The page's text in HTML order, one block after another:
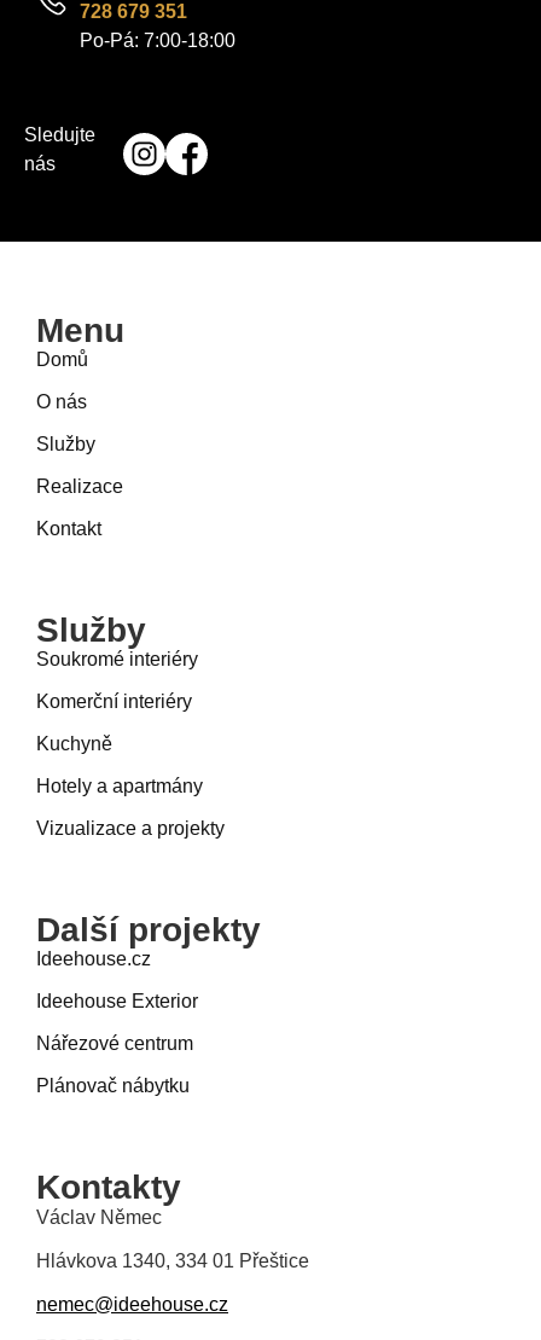
728 679 351
Po-Pá: 7:00-18:00
Sledujte
nás
Menu
Domů
O nás
Služby
Realizace
Kontakt
Služby
Soukromé interiéry
Komerční interiéry
Kuchyně
Hotely a apartmány
Vizualizace a projekty
Další projekty
Ideehouse.cz
Ideehouse Exterior
Nářezové centrum
Plánovač nábytku
Kontakty
Václav Němec
Hlávkova 1340, 334 01 Přeštice
nemec@ideehouse.cz